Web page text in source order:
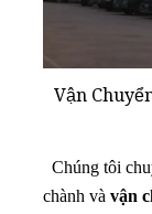
Vận
Chúng tôi
chành và vận